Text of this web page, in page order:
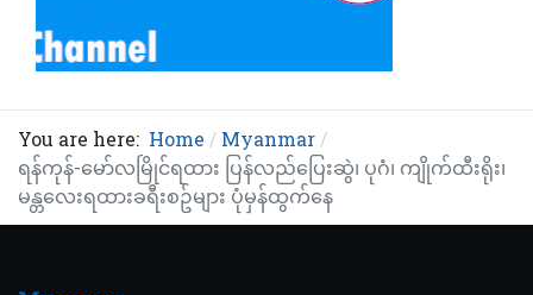
You are here: Home
Myanmar
ရန်ကုန်-မော်လမြိုင်ရထား ပြန်‌လည်ပြေးဆွဲ၊ ပုဂံ၊ ကျိုက်ထီးရိုး၊
မန္တလေးရထားခရီးစဥ်များ ပုံမှန်ထွက်နေ